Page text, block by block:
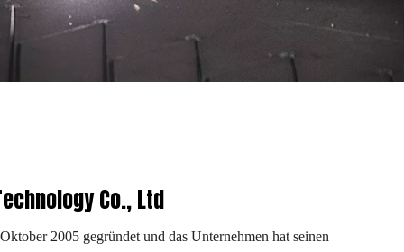
Co., Ltd
2005 gegründet und das Unternehmen hat seinen